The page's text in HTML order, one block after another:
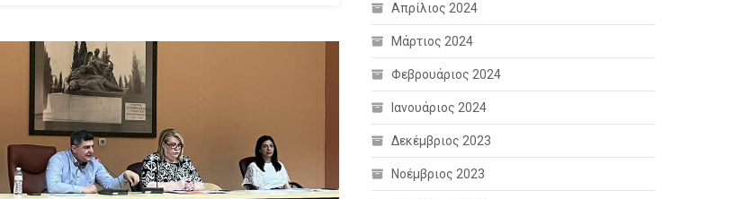
ΠΟΥ
ΘΑ
ΣΥΖΗΤΗΘΟΥΝ
Απρίλιος 2024
Μάρτιος 2024
Φεβρουάριος 2024
Ιανουάριος 2024
Δεκέμβριος 2023
Νοέμβριος 2023